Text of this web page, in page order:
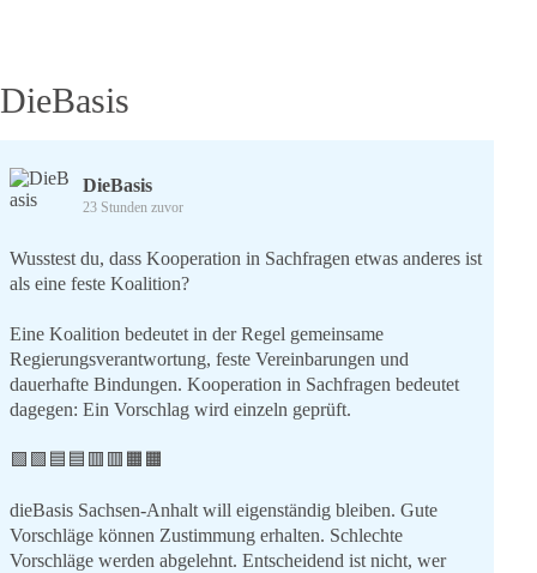
die
Coronazeit
DieBasis
DieBasis
23 Stunden zuvor
Wusstest du, dass Kooperation in Sachfragen etwas anderes ist
als eine feste Koalition?
Eine Koalition bedeutet in der Regel gemeinsame
Regierungsverantwortung, feste Vereinbarungen und
dauerhafte Bindungen. Kooperation in Sachfragen bedeutet
dagegen: Ein Vorschlag wird einzeln geprüft.
🟩🟩🟦🟦🟥🟥🟧🟧
dieBasis Sachsen-Anhalt will eigenständig bleiben. Gute
Vorschläge können Zustimmung erhalten. Schlechte
Vorschläge werden abgelehnt. Entscheidend ist nicht, wer